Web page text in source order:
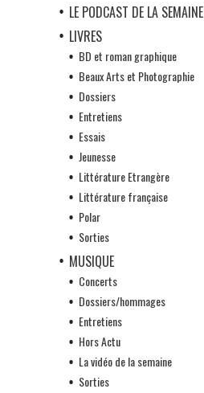
LE PODCAST DE LA SEMAINE
LIVRES
BD et roman graphique
Beaux Arts et Photographie
Dossiers
Entretiens
Essais
Jeunesse
Littérature Etrangère
Littérature française
Polar
Sorties
MUSIQUE
Concerts
Dossiers/hommages
Entretiens
Hors Actu
La vidéo de la semaine
Sorties